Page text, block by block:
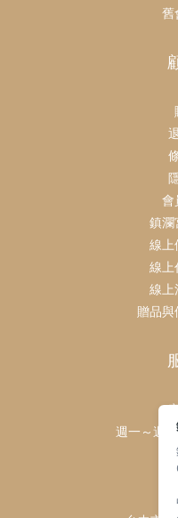
舊
會
鎮瀾
線上
線上
線上
贈品
週一～週